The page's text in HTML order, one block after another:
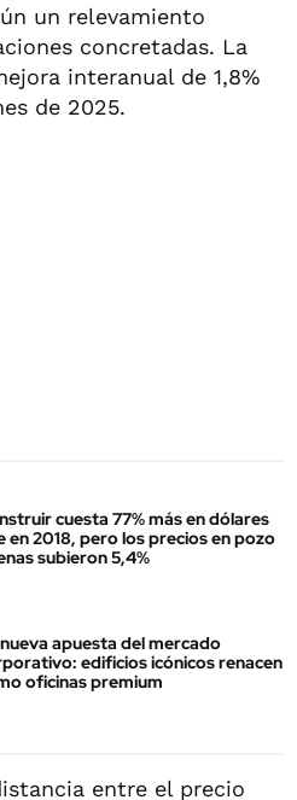
un relevamiento
concretadas. La
interanual de 1,8%
de 2025.
cuesta 77% más en dólares
en 2018, pero los precios en pozo
subieron 5,4%
apuesta del mercado
edificios icónicos renacen
oficinas premium
entre el precio